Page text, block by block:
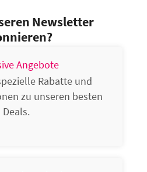
Newsletter
Angebote
Rabatte und
zu unseren besten
Deals.